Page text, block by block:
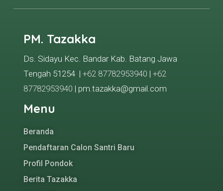
PM. Tazakka
Ds. Sidayu Kec. Bandar Kab. Batang Jawa
Tengah 51254 | +62 87782953940 | +62
87782953940 | pm.tazakka@gmail.com
Menu
Beranda
Pendaftaran Calon Santri Baru
Profil Pondok
Berita Tazakka